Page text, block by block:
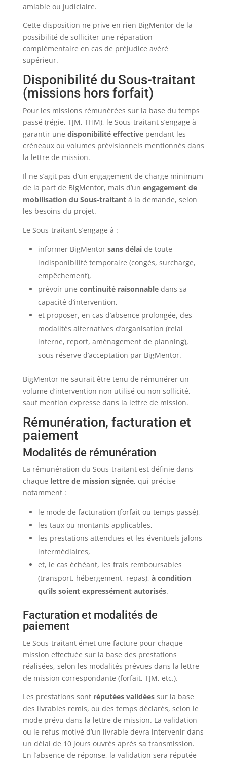
amiable ou judiciaire.
Cette disposition ne prive en rien BigMentor de la
possibilité de solliciter une réparation
complémentaire en cas de préjudice avéré
supérieur.
Disponibilité du Sous-traitant
(missions hors forfait)
Pour les missions rémunérées sur la base du temps
passé (régie, TJM, THM), le Sous-traitant s’engage à
garantir une disponibilité effectivependant les
créneaux ou volumes prévisionnels mentionnés dans
la lettre de mission.
Il ne s’agit pas d’un engagement de charge minimum
de la part de BigMentor, mais d’un engagement de
mobilisation du Sous-traitantà la demande, selon
les besoins du projet.
Le Sous-traitant s’engage à :
informer BigMentor sans délaide toute
indisponibilité temporaire (congés, surcharge,
empêchement),
prévoir une continuité raisonnabledans sa
capacité d’intervention,
et proposer, en cas d’absence prolongée, des
modalités alternatives d’organisation (relai
interne, report, aménagement de planning),
sous réserve d’acceptation par BigMentor.
BigMentor ne saurait être tenu de rémunérer un
volume d’intervention non utilisé ou non sollicité,
sauf mention expresse dans la lettre de mission.
Rémunération, facturation et
paiement
Modalités de rémunération
La rémunération du Sous-traitant est définie dans
chaque lettre de mission signée, qui précise
notamment :
le mode de facturation (forfait ou temps passé),
les taux ou montants applicables,
les prestations attendues et les éventuels jalons
intermédiaires,
et, le cas échéant, les frais remboursables
(transport, hébergement, repas), à condition
qu’ils soient expressément autorisés.
Facturation et modalités de
paiement
Le Sous-traitant émet une facture pour chaque
mission effectuée sur la base des prestations
réalisées, selon les modalités prévues dans la lettre
de mission correspondante (forfait, TJM, etc.).
Les prestations sont réputées validéessur la base
des livrables remis, ou des temps déclarés, selon le
mode prévu dans la lettre de mission. La validation
ou le refus motivé d’un livrable devra intervenir dans
un délai de 10 jours ouvrés après sa transmission.
En l’absence de réponse, la validation sera réputée